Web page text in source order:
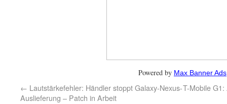
Powered by Max Banner Ads
← Lautstärkefehler: Händler stoppt Galaxy-Nexus-
Auslieferung – Patch in Arbeit
T-Mobile